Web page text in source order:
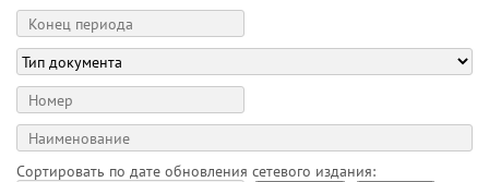
Сортировать по дате обновления сетевого издания: